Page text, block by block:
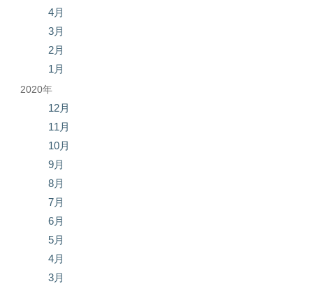
4月
3月
2月
1月
2020年
12月
11月
10月
9月
8月
7月
6月
5月
4月
3月